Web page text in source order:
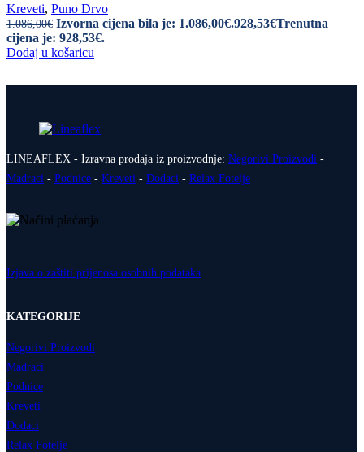
Kreveti, Puno Drvo
1.086,00€ Izvorna cijena bila je: 1.086,00€.928,53€Trenutna
cijena je: 928,53€.
Dodaj u košaricu
LINEAFLEX - Izravna prodaja iz proizvodnje: Negorivi Proizvodi -
Madraci - Podnice - Kreveti - Dodaci - Relax Fotelje
Izjava o zaštiti prijenosa osobnih podataka
KATEGORIJE
Negorivi Proizvodi
Madraci
Podnice
Kreveti
Dodaci
Relax Fotelje